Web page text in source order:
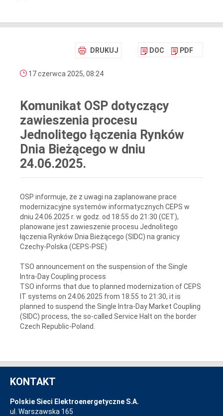
DRUKUJ DOC PDF
17 czerwca 2025, 08:24
Komunikat OSP dotyczący
zawieszenia procesu
Jednolitego łączenia Rynków
Dnia Bieżącego w dniu
24.06.2025.
OSP informuje, że z uwagi na zaplanowane prace
modernizacyjne systemów informatycznych CEPS w
dniu 24.06.2025 r. w godz. od 18:55 do 21:30 (CET),
planowane jest zawieszenie procesu Jednolitego
łączenia Rynków Dnia Bieżącego (SIDC) na granicy
Czechy-Polska (CEPS-PSE)
TSO announcement on the suspension of the Single
Intra-Day Coupling process
TSO informs that due to planned modernization of CEPS
IT systems on 24.06.2025 from 18:55 to 21:30, it is
planned to suspend the Single Intra-Day Market Coupling
(SIDC) process, the so-called Service Halt on the border
Czech Republic-Poland.
KONTAKT
Polskie Sieci Elektroenergetyczne S.A.
ul. Warszawska 165